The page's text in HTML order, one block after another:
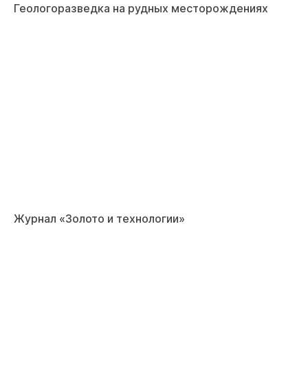
Геологоразведка на рудных месторождениях
Журнал «Золото и технологии»